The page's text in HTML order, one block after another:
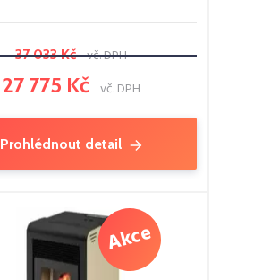
37 033 Kč vč. DPH
27 775 Kč vč. DPH
Prohlédnout detail